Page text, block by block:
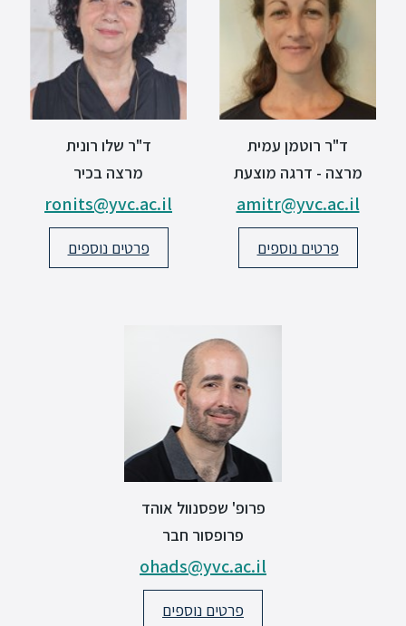
זכויות
והטבות
הרשמו
עכשיו
ד"ר רוטמן עמית
מרצה - דרגה מוצעת
amitr@yvc.ac.il
פרטים נוספים
ד"ר שלו רונית
מרצה בכיר
ronits@yvc.ac.il
פרטים נוספים
פרופ' שפסנוול אוהד
פרופסור חבר
ohads@yvc.ac.il
פרטים נוספים